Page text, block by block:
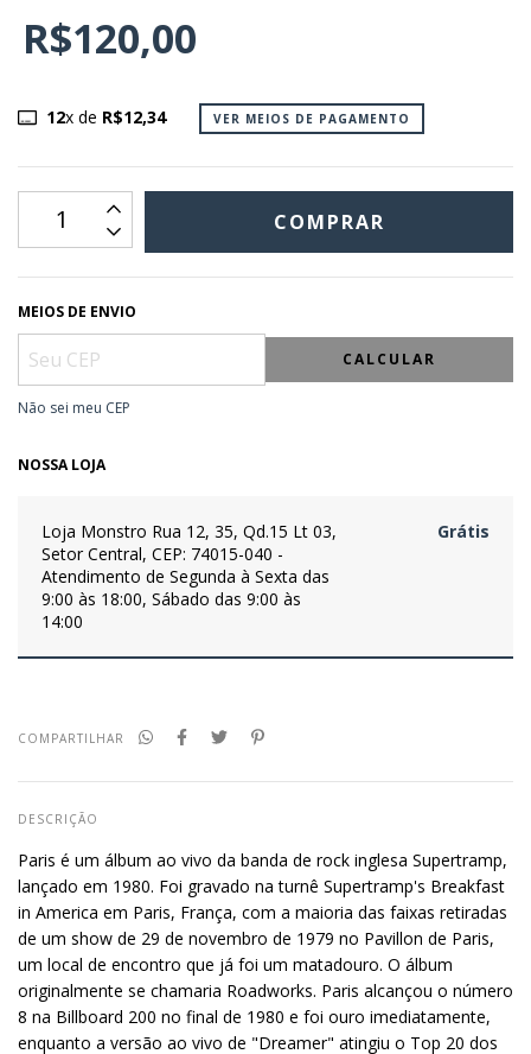
R$120,00
12x de R$12,34 VER MEIOS DE PAGAMENTO
MEIOS DE ENVIO
CALCULAR
Não sei meu CEP
NOSSA LOJA
Loja Monstro Rua 12, 35, Qd.15 Lt 03,
Setor Central, CEP: 74015-040 -
Atendimento de Segunda à Sexta das
9:00 às 18:00, Sábado das 9:00 às
14:00
Grátis
COMPARTILHAR
DESCRIÇÃO
Paris é um álbum ao vivo da banda de rock inglesa Supertramp,
lançado em 1980. Foi gravado na turnê Supertramp's Breakfast
in America em Paris, França, com a maioria das faixas retiradas
de um show de 29 de novembro de 1979 no Pavillon de Paris,
um local de encontro que já foi um matadouro. O álbum
originalmente se chamaria Roadworks. Paris alcançou o número
8 na Billboard 200 no final de 1980 e foi ouro imediatamente,
enquanto a versão ao vivo de "Dreamer" atingiu o Top 20 dos